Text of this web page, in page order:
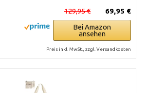
69,95 €
129,95 €
Bei Amazon
ansehen
Preis inkl. MwSt., zzgl. Versandkosten